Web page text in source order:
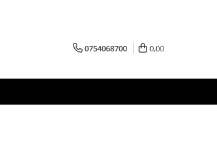
0754068700 0,00